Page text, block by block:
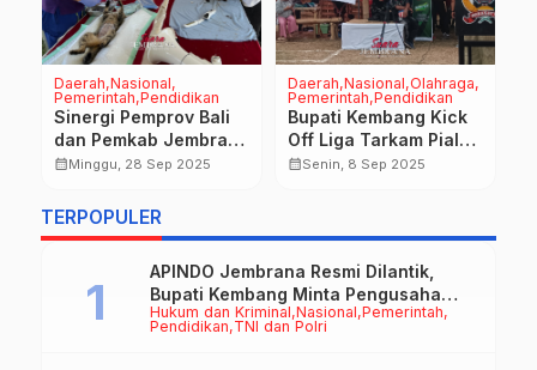
Daerah Nasional
Pemerintah Pendidikan
Sinergi Pemprov Bali
dan Pemkab Jembrana
Tekan Kasus Rabies
calendar_monthMinggu, 28 Sep 2025
Daerah Nasional Olahraga
Pemerintah Pendidikan
Bupati Kembang Kick
Off Liga Tarkam Piala
Dandim Jembrana CUP
calendar_monthSenin, 8 Sep 2025
TERPOPULER
Hukum dan Kriminal Nasional Pemerintah
Pendidikan TNI dan Polri
APINDO Jembrana Resmi Dilantik,
Bupati Kembang Minta Pengusaha
Jadi Motor Penggerak Ekonomi